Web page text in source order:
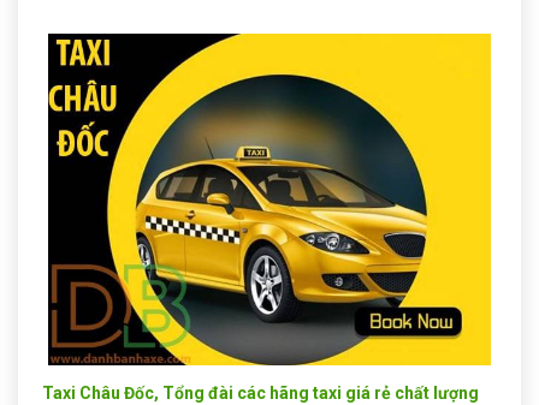
Taxi Châu Đốc, Tổng đài các hãng taxi giá rẻ chất lượng